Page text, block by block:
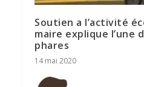
Soutien a l’activité
maire explique l’une
phares
14 mai 2020